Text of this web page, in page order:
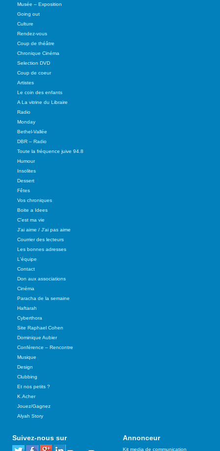
Musée – Exposition
Going out
Culture
Rendez-vous
Coup de théâtre
Chronique Cinéma
Selection DVD
Coup de coeur
Artistes
Le coin des enfants
A La vitrine du Libraire
Radio
Monday
Bethel-Vallée
DBR – Radio
Toute la fréquence juive 94.8
Humour
Insolites
Dessert
Fêtes
Vos chroniques
Boite a Idees
C'est ma vie
J'ai aime / J'ai pas aime
Courrier des lecteurs
Les bonnes adresses
L'équipe
Contact
Don aux associations
Cinéma
Paracha de la semaine
Haftarah
Cyberthora
Site Raphael Cohen
Dominique Aubier
Conférence – Rencontre
Musique
Design
Clubbing
Et nos petits ?
K.Acher
Jouez/Gagnez
Alyah Story
Suivez-nous sur Annonceur
Kit media de communication